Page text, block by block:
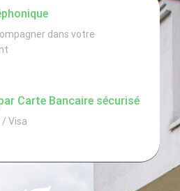
dans votre
Carte Bancaire sécurisé
Visa